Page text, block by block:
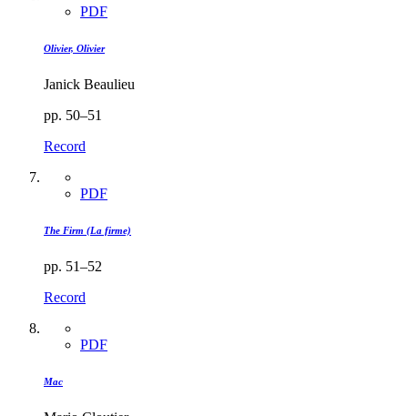
PDF
Olivier, Olivier
Janick Beaulieu
pp. 50–51
Record
PDF
The Firm (La firme)
pp. 51–52
Record
PDF
Mac